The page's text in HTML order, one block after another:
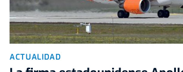
ACTUALIDAD